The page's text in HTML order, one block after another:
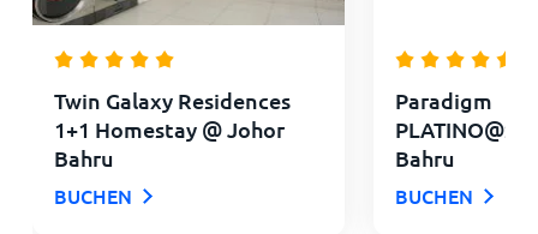
Twin Galaxy Residences
1+1 Homestay @ Johor
Bahru
BUCHEN
Paradigm
Bahru
BUCHEN